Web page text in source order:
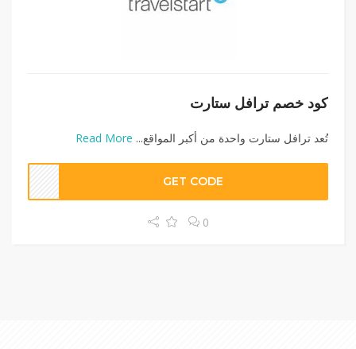
كود خصم ترافل ستارت
تُعد ترافل ستارت واحدة من أكبر المواقع... Read More
GET CODE
0